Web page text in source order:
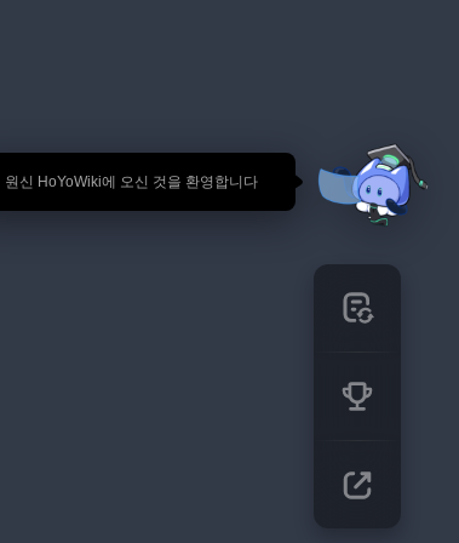
🎉 원신 HoYoWiki에 오신 것을 환영합니다